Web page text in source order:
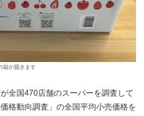
箱が届きます
全国470店舗のスーパーを調査して
格動向調査」の全国平均小売価格を